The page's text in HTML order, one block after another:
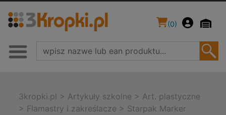
(0)
3kropki.pl > Artykuły szkolne > Art. plastyczne
> Flamastry i zakreślacze > Starpak Marker